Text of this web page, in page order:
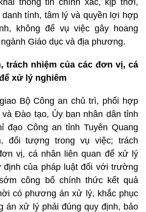
tính, tâm lý và quyền lợi hợp
không để vụ việc gây hoang
Giáo dục và địa phương.
trách nhiệm của các đơn vị, cá
xử lý nghiêm
Bộ Công an chủ trì, phối hợp
Đào tạo, Ủy ban nhân dân tỉnh
đạo Công an tỉnh Tuyên Quang
đối tượng trong vụ việc; trách
vị, cá nhân liên quan để xử lý
định của pháp luật đối với trường
công bố chính thức kết quả
có phương án xử lý, khắc phục
án xử lý phải đúng quy định, bảo